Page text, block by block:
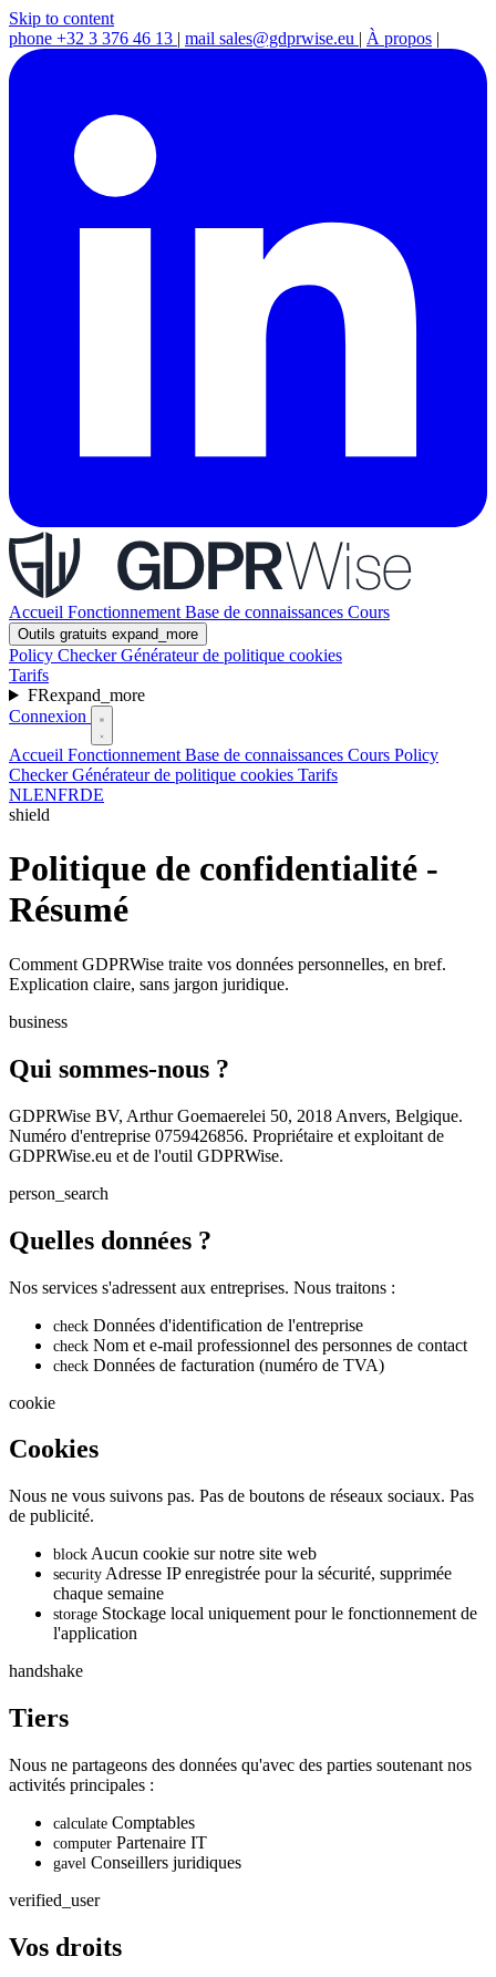
Skip to content
phone +32 3 376 46 13 | mail sales@gdprwise.eu | À propos |
Accueil Fonctionnement Base de connaissances Cours
Outils gratuits expand_more
Policy CheckerGénérateur de politique cookies
Tarifs
FRexpand_more
Connexion
Accueil Fonctionnement Base de connaissances Cours Policy
CheckerGénérateur de politique cookies Tarifs
NLENFRDE
shield
Politique de confidentialité -
Résumé
Comment GDPRWise traite vos données personnelles, en bref.
Explication claire, sans jargon juridique.
business
Qui sommes-nous ?
GDPRWise BV, Arthur Goemaerelei 50, 2018 Anvers, Belgique.
Numéro d'entreprise 0759426856. Propriétaire et exploitant de
GDPRWise.eu et de l'outil GDPRWise.
person_search
Quelles données ?
Nos services s'adressent aux entreprises. Nous traitons :
check Données d'identification de l'entreprise
check Nom et e-mail professionnel des personnes de contact
check Données de facturation (numéro de TVA)
cookie
Cookies
Nous ne vous suivons pas. Pas de boutons de réseaux sociaux. Pas
de publicité.
block Aucun cookie sur notre site web
security Adresse IP enregistrée pour la sécurité, supprimée
chaque semaine
storage Stockage local uniquement pour le fonctionnement de
l'application
handshake
Tiers
Nous ne partageons des données qu'avec des parties soutenant nos
activités principales :
calculate Comptables
computer Partenaire IT
gavel Conseillers juridiques
verified_user
Vos droits